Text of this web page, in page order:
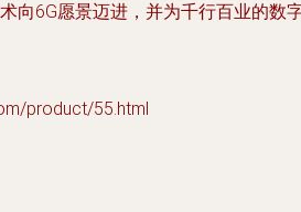
6G愿景迈进，并为千行百业的数
product/55.html